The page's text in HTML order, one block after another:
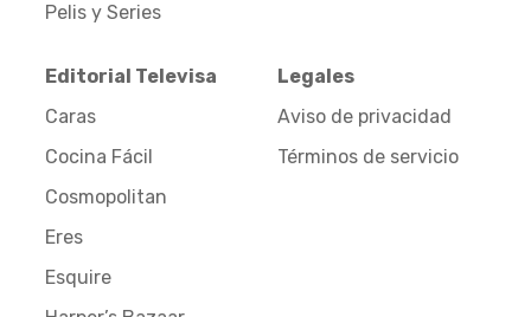
Pelis y Series
Editorial Televisa
Caras
Cocina Fácil
Cosmopolitan
Eres
Esquire
Legales
Aviso de privacidad
Términos de servicio